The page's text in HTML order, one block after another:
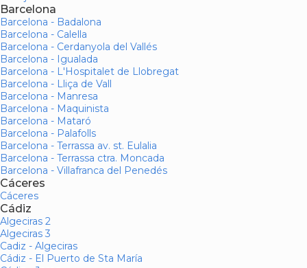
Barcelona
Barcelona - Badalona
Barcelona - Calella
Barcelona - Cerdanyola del Vallés
Barcelona - Igualada
Barcelona - L'Hospitalet de Llobregat
Barcelona - Lliça de Vall
Barcelona - Manresa
Barcelona - Maquinista
Barcelona - Mataró
Barcelona - Palafolls
Barcelona - Terrassa av. st. Eulalia
Barcelona - Terrassa ctra. Moncada
Barcelona - Villafranca del Penedés
Cáceres
Cáceres
Cádiz
Algeciras 2
Algeciras 3
Cadiz - Algeciras
Cádiz - El Puerto de Sta María